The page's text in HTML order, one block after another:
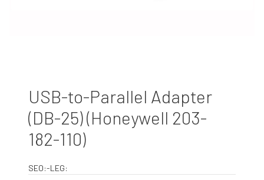
USB-to-Parallel Adapter
(DB-25) (Honeywell 203-
182-110)
SEO:-LEG: